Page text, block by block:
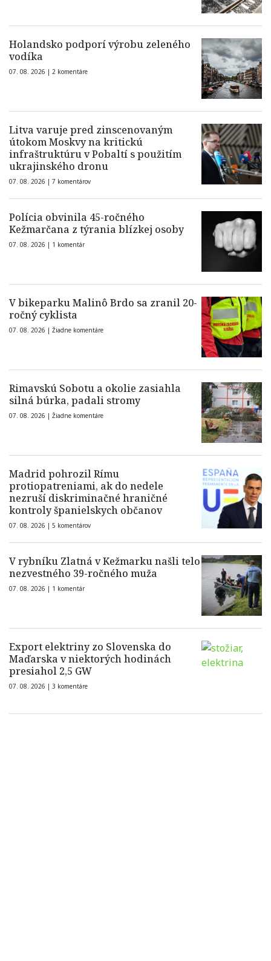
Holandsko podporí výrobu zeleného
vodíka
07. 08. 2026 | 2 komentáre
Litva varuje pred zinscenovaným
útokom Moskvy na kritickú
infraštruktúru v Pobaltí s použitím
ukrajinského dronu
07. 08. 2026 | 7 komentárov
Polícia obvinila 45-ročného
Kežmarčana z týrania blízkej osoby
07. 08. 2026 | 1 komentár
V bikeparku Malinô Brdo sa zranil 20-
ročný cyklista
07. 08. 2026 | Žiadne komentáre
Rimavskú Sobotu a okolie zasiahla
silná búrka, padali stromy
07. 08. 2026 | Žiadne komentáre
Madrid pohrozil Rímu
protiopatreniami, ak do nedele
nezruší diskriminačné hraničné
kontroly španielskych občanov
07. 08. 2026 | 5 komentárov
V rybníku Zlatná v Kežmarku našli telo
nezvestného 39-ročného muža
07. 08. 2026 | 1 komentár
Export elektriny zo Slovenska do
Maďarska v niektorých hodinách
presiahol 2,5 GW
07. 08. 2026 | 3 komentáre